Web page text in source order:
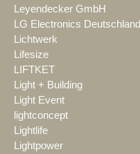
Leyendecker GmbH
LG Electronics Deutschland
Lichtwerk
Lifesize
LIFTKET
Light + Building
Light Event
lightconcept
Lightlife
Lightpower